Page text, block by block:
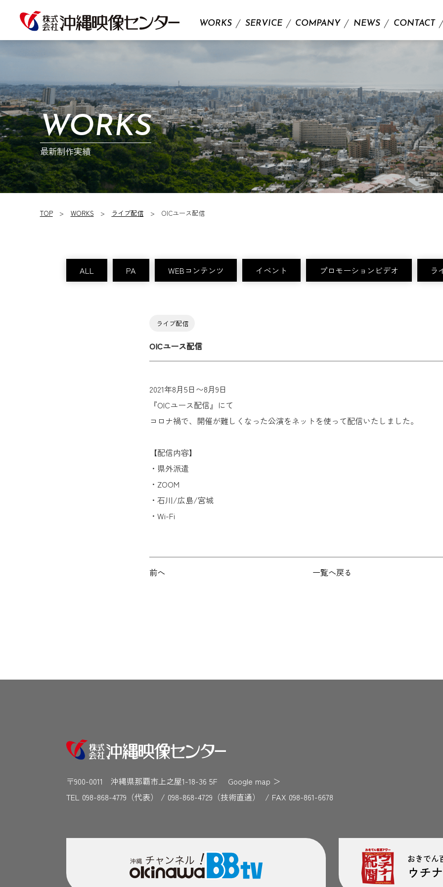
WORKS SERVICE COMPANY NEWS CONTACT
WORKS
最新制作実績
TOP WORKS ライブ配信 OICユース配信
ALL PA WEBコンテンツ イベント プロモーションビデオ ラ
ライブ配信
OICユース配信
2021年8月5日〜8月9日
『OICユース配信』にて
コロナ禍で、開催が難しくなった公演をネットを使って配信いたしました。
【配信内容】
・県外派遣
・ZOOM
・石川/広島/宮城
・Wi-Fi
前へ 一覧へ戻る
〒900-0011 沖縄県那覇市上之屋1-18-36 5F Google map ＞
TEL 098-868-4779（代表） / 098-868-4729（技術直通）
/ FAX 098-861-6678
おきでん
ウチ